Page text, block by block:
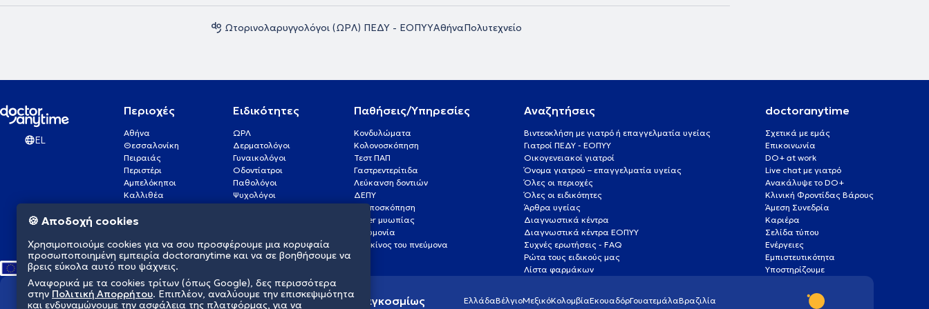
Ωτορινολαρυγγολόγοι (ΩΡΛ) ΠΕΔΥ - ΕΟΠΥΥΑθήναΠολυτεχνείο
EL
Περιοχές
Αθήνα
Θεσσαλονίκη
Πειραιάς
Περιστέρι
Αμπελόκηποι
Καλλιθέα
Πάτρα
Γλυφάδα
Νέα Σμύρνη
Ειδικότητες
ΩΡΛ
Δερματολόγοι
Γυναικολόγοι
Οδοντίατροι
Παθολόγοι
Ψυχολόγοι
Οφθαλμίατροι
Καρδιολόγοι
Παθήσεις/Υπηρεσίες
Κονδυλώματα
Κολονοσκόπηση
Τεστ ΠΑΠ
Γαστρεντερίτιδα
Λεύκανση δοντιών
ΔΕΠΥ
Κολποσκόπηση
Laser μυωπίας
Πνευμονία
Καρκίνος του πνεύμονα
Αναζητήσεις
Βιντεοκλήση με γιατρό ή επαγγελματία υγείας
Γιατροί ΠΕΔΥ - ΕΟΠΥΥ
Οικογενειακοί γιατροί
Όνομα γιατρού – επαγγελματία υγείας
Όλες οι περιοχές
Όλες οι ειδικότητες
Άρθρα υγείας
Διαγνωστικά κέντρα
Διαγνωστικά κέντρα ΕΟΠΥΥ
Συχνές ερωτήσεις - FAQ
Ρώτα τους ειδικούς μας
Λίστα φαρμάκων
doctoranytime
Σχετικά με εμάς
Επικοινωνία
DO+ at work
Live chat με γιατρό
Ανακάλυψε το DO+
Κλινική Φροντίδας Βάρους
Άμεση Συνεδρία
Καριέρα
Σελίδα τύπου
Ενέργειες
Εμπιστευτικότητα
Υποστηρίζουμε
Διαμορφώνουμε το μέλλον της υγείας παγκοσμίως ΕλλάδαΒέλγιοΜεξικόΚολομβίαΕκουαδόρΓουατεμάλαΒραζιλία
🍪 Αποδοχή cookies
Χρησιμοποιούμε cookies για να σου προσφέρουμε μια κορυφαία
προσωποποιημένη εμπειρία doctoranytime και να σε βοηθήσουμε να
βρεις εύκολα αυτό που ψάχνεις.
Αναφορικά με τα cookies τρίτων (όπως Google), δες περισσότερα
στην Πολιτική Απορρήτου. Επιπλέον, αναλύουμε την επισκεψιμότητα
και ενδυναμώνουμε την ασφάλεια της πλατφόρμας, για να